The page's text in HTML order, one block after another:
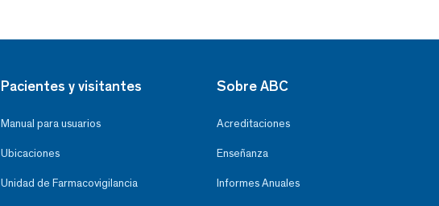
Pacientes y visitantes
Manual para usuarios
Ubicaciones
Unidad de Farmacovigilancia
Sobre ABC
Acreditaciones
Enseñanza
Informes Anuales